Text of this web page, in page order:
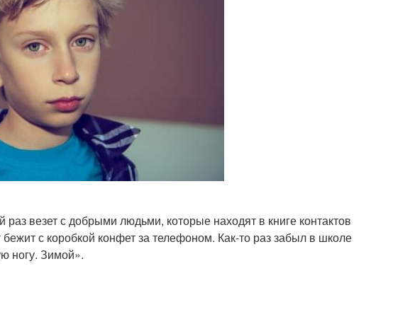
везет с добрыми людьми, которые находят в книге контактов
с коробкой конфет за телефоном. Как-то раз забыл в школе
ногу. Зимой».